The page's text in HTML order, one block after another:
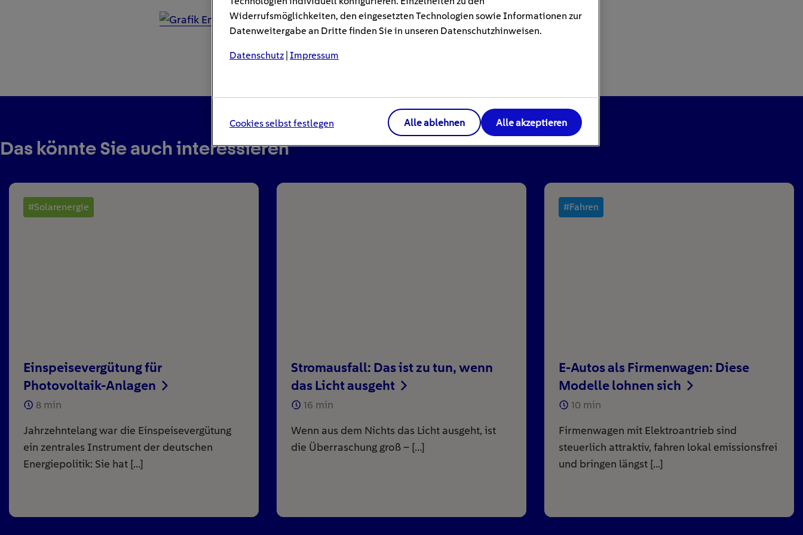
Das könnte Sie auch interessieren
#Solarenergie
Einspeisevergütung für
Photovoltaik-Anlagen
8 min
Jahrzehntelang war die Einspeisevergütung
ein zentrales Instrument der deutschen
Energiepolitik: Sie hat […]
Stromausfall: Das ist zu tun, wenn
das Licht ausgeht
16 min
Wenn aus dem Nichts das Licht ausgeht, ist
die Überraschung groß – […]
#Fahren
E-Autos als Firmenwagen: Diese
Modelle lohnen sich
10 min
Firmenwagen mit Elektroantrieb sind
steuerlich attraktiv, fahren lokal emissionsfrei
und bringen längst […]
Widerrufsmöglichkeiten, den eingesetzten Technologien sowie Informationen zur
Datenweitergabe an Dritte finden Sie in unseren Datenschutzhinweisen.
Datenschutz | Impressum
Cookies selbst festlegen Alle ablehnen Alle akzeptieren